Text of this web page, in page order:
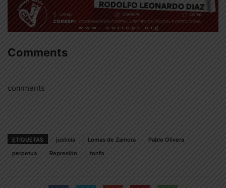
Comments
comments
ETIQUETAS justicia Lomas de Zamora
Pablo Olivera
perpetua
Represión tonfa